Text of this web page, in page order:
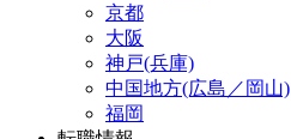
京都
大阪
神戸(兵庫)
中国地方(広島／岡山)
福岡